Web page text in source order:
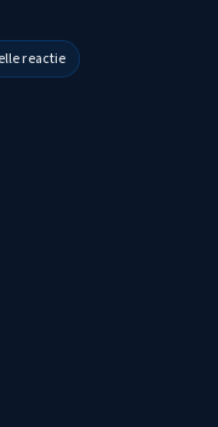
reactie